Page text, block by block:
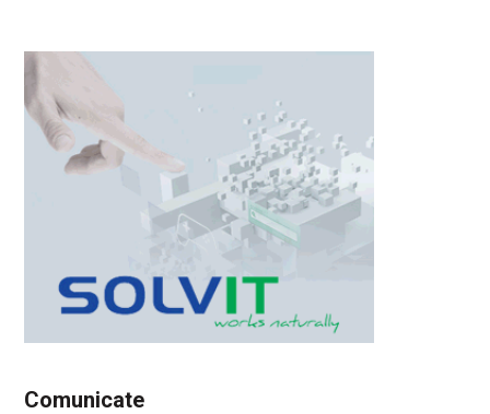
Comunicate